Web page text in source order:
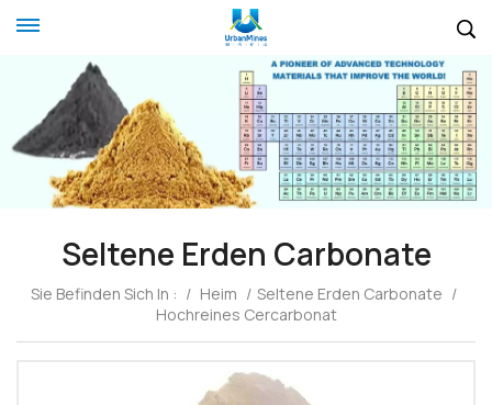
Seltene Erden Carbonate
Sie Befinden Sich In : / Heim / Seltene Erden Carbonate /
Hochreines Cercarbonat